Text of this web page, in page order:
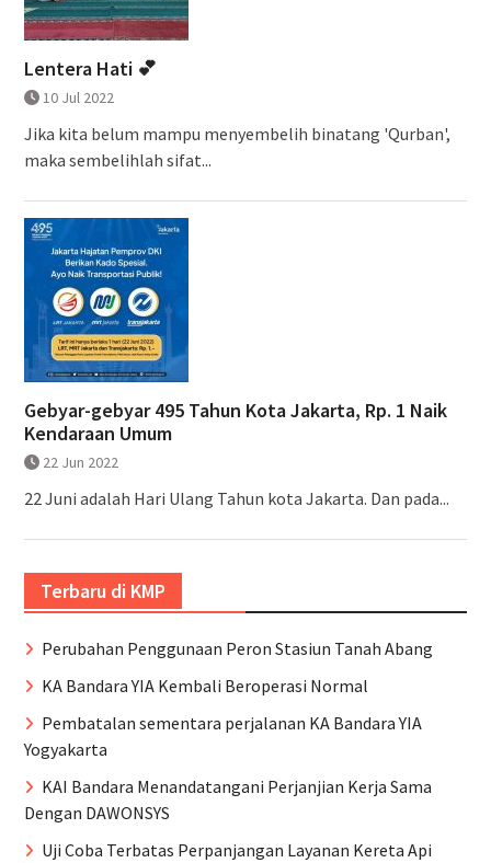
Lentera Hati 💕
10 Jul 2022
Jika kita belum mampu menyembelih binatang 'Qurban',
maka sembelihlah sifat...
Gebyar-gebyar 495 Tahun Kota Jakarta, Rp. 1 Naik
Kendaraan Umum
22 Jun 2022
22 Juni adalah Hari Ulang Tahun kota Jakarta. Dan pada...
Terbaru di KMP
Perubahan Penggunaan Peron Stasiun Tanah Abang
KA Bandara YIA Kembali Beroperasi Normal
Pembatalan sementara perjalanan KA Bandara YIA
Yogyakarta
KAI Bandara Menandatangani Perjanjian Kerja Sama
Dengan DAWONSYS
Uji Coba Terbatas Perpanjangan Layanan Kereta Api